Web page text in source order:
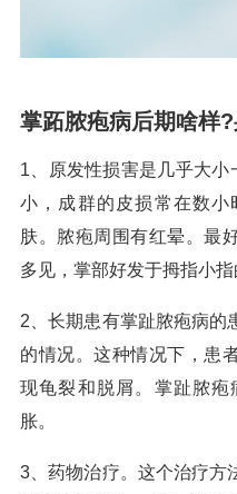
掌跖脓疱病后期啥样
1、原发性损害是几乎大
小，成群的皮损常在数
肤。脓疱周围有红晕。最
多见，掌部好发于拇指小指
2、长期患有掌趾脓疱病的
的情况。这种情况下，患
现龟裂和脱屑。掌趾脓
胀。
3、药物治疗。这个治疗方